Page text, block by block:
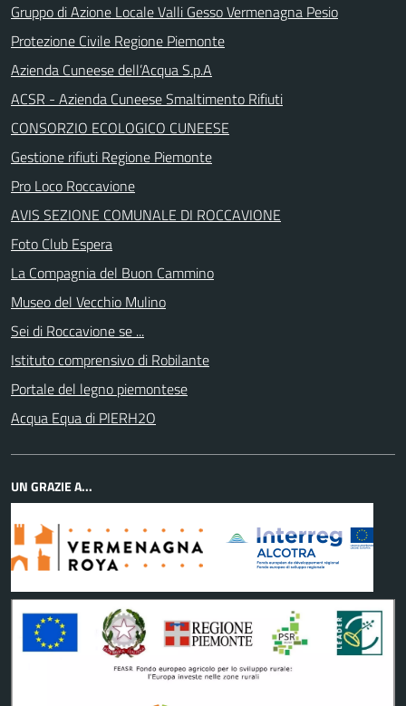
Gruppo di Azione Locale Valli Gesso Vermenagna Pesio
Protezione Civile Regione Piemonte
Azienda Cuneese dell’Acqua S.p.A
ACSR - Azienda Cuneese Smaltimento Rifiuti
CONSORZIO ECOLOGICO CUNEESE
Gestione rifiuti Regione Piemonte
Pro Loco Roccavione
AVIS SEZIONE COMUNALE DI ROCCAVIONE
Foto Club Espera
La Compagnia del Buon Cammino
Museo del Vecchio Mulino
Sei di Roccavione se ...
Istituto comprensivo di Robilante
Portale del legno piemontese
Acqua Equa di PIERH2O
UN GRAZIE A...